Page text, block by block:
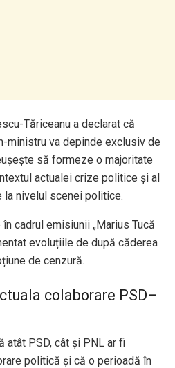
Tăriceanu a declarat că
ministru va depinde exclusiv de
să formeze o majoritate
actualei crize politice și al
nivelul scenei politice.
cadrul emisiunii „Marius Tucă
evoluțiile de după căderea
de cenzură.
colaborare PSD–
atât PSD, cât și PNL ar fi
politică și că o perioadă în